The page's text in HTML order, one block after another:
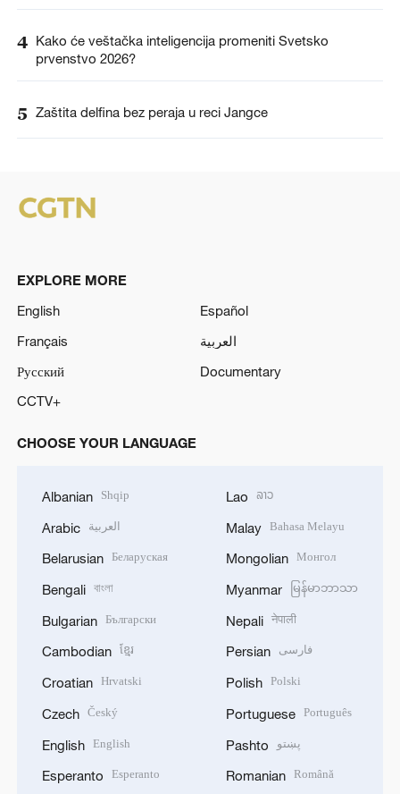
4 Kako će veštačka inteligencija promeniti Svetsko
prvenstvo 2026?
5 Zaštita delfina bez peraja u reci Jangce
EXPLORE MORE
English
Español
Français
العربية
Русский
Documentary
CCTV+
CHOOSE YOUR LANGUAGE
Albanian Shqip
Arabic العربية
Belarusian Беларуская
Bengali বাংলা
Bulgarian Български
Cambodian ខ្មែរ
Croatian Hrvatski
Czech Český
English English
Esperanto Esperanto
Lao ລາວ
Malay Bahasa Melayu
Mongolian Монгол
Myanmar မြန်မာဘာသာ
Nepali नेपाली
Persian فارسی
Polish Polski
Portuguese Português
Pashto پښتو
Romanian Română